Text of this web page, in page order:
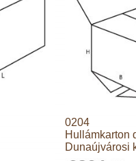
0204
Hullámkarton
Dunaújvárosi